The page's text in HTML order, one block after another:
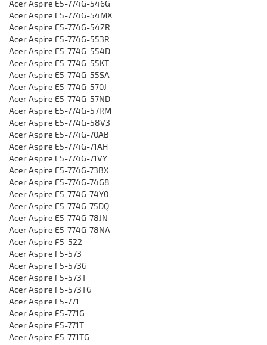
Acer Aspire E5-774G-546G
Acer Aspire E5-774G-54MX
Acer Aspire E5-774G-54ZR
Acer Aspire E5-774G-553R
Acer Aspire E5-774G-554D
Acer Aspire E5-774G-55KT
Acer Aspire E5-774G-55SA
Acer Aspire E5-774G-570J
Acer Aspire E5-774G-57ND
Acer Aspire E5-774G-57RM
Acer Aspire E5-774G-58V3
Acer Aspire E5-774G-70AB
Acer Aspire E5-774G-71AH
Acer Aspire E5-774G-71VY
Acer Aspire E5-774G-73BX
Acer Aspire E5-774G-74G8
Acer Aspire E5-774G-74Y0
Acer Aspire E5-774G-75DQ
Acer Aspire E5-774G-78JN
Acer Aspire E5-774G-78NA
Acer Aspire F5-522
Acer Aspire F5-573
Acer Aspire F5-573G
Acer Aspire F5-573T
Acer Aspire F5-573TG
Acer Aspire F5-771
Acer Aspire F5-771G
Acer Aspire F5-771T
Acer Aspire F5-771TG